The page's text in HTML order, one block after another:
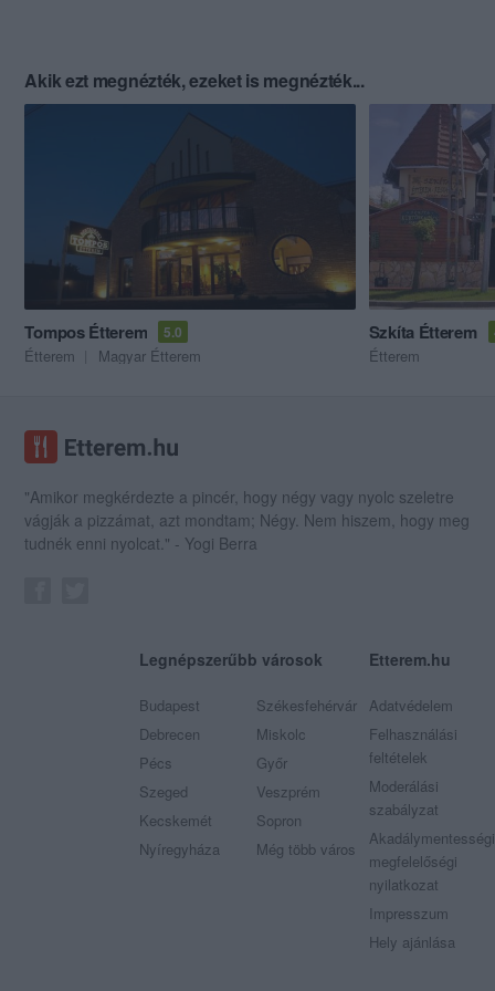
Akik ezt megnézték, ezeket is megnézték...
Tompos Étterem 5.0
Étterem Magyar Étterem
Szkíta Étterem
Étterem
"Amikor megkérdezte a pincér, hogy négy vagy nyolc szeletre
vágják a pizzámat, azt mondtam; Négy. Nem hiszem, hogy meg
tudnék enni nyolcat." - Yogi Berra
Legnépszerűbb városok
Budapest
Debrecen
Pécs
Szeged
Kecskemét
Nyíregyháza
Székesfehérvár
Miskolc
Győr
Veszprém
Sopron
Még több város
Etterem.hu
Adatvédelem
Felhasználási
feltételek
Moderálási
szabályzat
Akadálymentességi
megfelelőségi
nyilatkozat
Impresszum
Hely ajánlása